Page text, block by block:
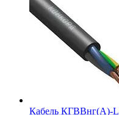
Кабель КГВВнг(А)-